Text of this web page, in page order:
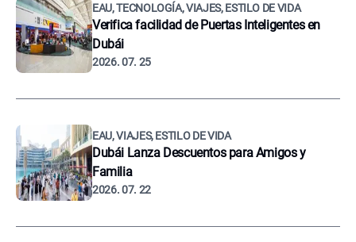
EAU, TECNOLOGÍA, VIAJES, ESTILO DE VIDA
Verifica facilidad de Puertas Inteligentes en
Dubái
2026. 07. 25
EAU, VIAJES, ESTILO DE VIDA
Dubái Lanza Descuentos para Amigos y
Familia
2026. 07. 22